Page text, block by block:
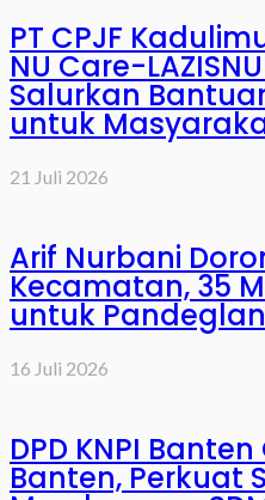
PT CPJF
NU Care-
Salurkan
untuk
21 Juli 2026
Arif Nurbani
Kecamatan, 35
untuk
16 Juli 2026
DPD KNPI
Banten, Perkuat